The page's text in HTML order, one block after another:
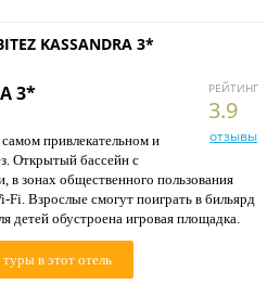
KASSANDRA 3*
РЕЙТИНГ
3.9
отзывы
3*
привлекательном и
Открытый бассейн с
в зонах общественного пользования
Fi. Взрослые смогут поиграть в бильярд
детей обустроена игровая площадка.
в этот отель